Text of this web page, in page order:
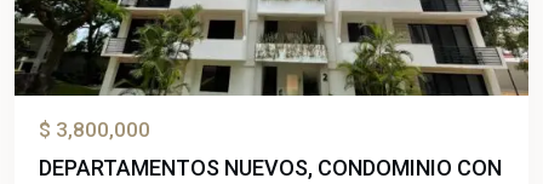
$ 3,800,000
DEPARTAMENTOS NUEVOS, CONDOMINIO CON